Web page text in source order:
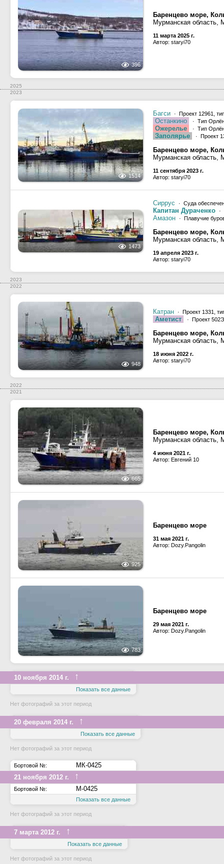
396
Баренцево море,
Мурманская область,
11 марта 2025 г.
Автор: staryi70
2025
2023
1514
Багси · Проект 12961,
Останкино · Тип
Ожерелье · Тип
Заполярье · Проект
Баренцево море,
Мурманская область,
11 сентября 2023 г.
Автор: staryi70
1473
Сиррус · Суда
Капитан Дураченко ·
Амазон · Плавучие
Баренцево море,
Мурманская область,
19 апреля 2023 г.
Автор: staryi70
2023
2022
948
Катран · Проект 1331,
Аметист · Проект
Баренцево море,
Мурманская область,
18 июня 2022 г.
Автор: staryi70
2022
2021
665
Баренцево море,
Мурманская область,
4 июня 2021 г.
Автор: Евгений 10
925
Баренцево море
31 мая 2021 г.
Автор: Dozy.Pangolin
783
Баренцево море
29 мая 2021 г.
Автор: Dozy.Pangolin
10 ноября 2014 г. ↑
Показать все данные
Нет фотографий за этот период
20 февраля 2014 г. ↑
Показать все данные
Нет фотографий за этот период
Бортовой №:
МК-0425
21 ноября 2012 г.
↑
Бортовой №: М-0425
Показать все данные
Нет фотографий за этот период
7 марта 2012 г. ↑
Показать все данные
Нет фотографий за этот период